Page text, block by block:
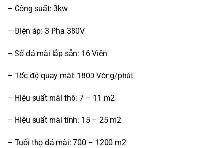
– Công suất: 3kw
– Điện áp: 3 Pha 380V
– Số đá mài lắp sẵn: 16 Viên
– Tốc độ quay mài: 1800 Vòng/phút
– Hiệu suất mài thô: 7 – 11 m2
– Hiệu suất mài tinh: 15 – 25 m2
– Tuổi thọ đá mài: 700 – 1200 m2